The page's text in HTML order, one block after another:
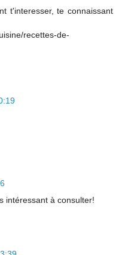
t'interesser, te connaissant
recettes-de-
intéressant à consulter!